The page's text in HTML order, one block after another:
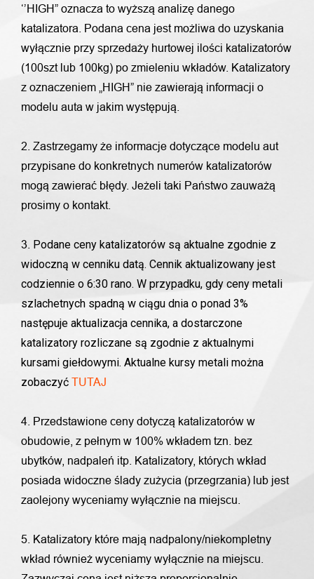
‘’HIGH” oznacza to wyższą analizę danego
katalizatora. Podana cena jest możliwa do uzyskania
wyłącznie przy sprzedaży hurtowej ilości katalizatorów
(100szt lub 100kg) po zmieleniu wkładów. Katalizatory
z oznaczeniem „HIGH” nie zawierają informacji o
modelu auta w jakim występują.
2. Zastrzegamy że informacje dotyczące modelu aut
przypisane do konkretnych numerów katalizatorów
mogą zawierać błędy. Jeżeli taki Państwo zauważą
prosimy o kontakt.
3. Podane ceny katalizatorów są aktualne zgodnie z
widoczną w cenniku datą. Cennik aktualizowany jest
codziennie o 6:30 rano. W przypadku, gdy ceny metali
szlachetnych spadną w ciągu dnia o ponad 3%
następuje aktualizacja cennika, a dostarczone
katalizatory rozliczane są zgodnie z aktualnymi
kursami giełdowymi. Aktualne kursy metali można
zobaczyć TUTAJ
4. Przedstawione ceny dotyczą katalizatorów w
obudowie, z pełnym w 100% wkładem tzn. bez
ubytków, nadpaleń itp. Katalizatory, których wkład
posiada widoczne ślady zużycia (przegrzania) lub jest
zaolejony wyceniamy wyłącznie na miejscu.
5. Katalizatory które mają nadpalony/niekompletny
wkład również wyceniamy wyłącznie na miejscu.